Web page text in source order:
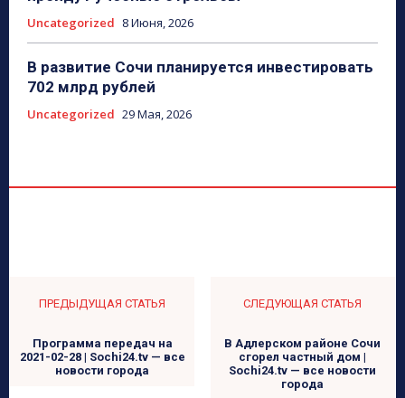
Uncategorized 8 Июня, 2026
В развитие Сочи планируется инвестировать
702 млрд рублей
Uncategorized 29 Мая, 2026
ПРЕДЫДУЩАЯ СТАТЬЯ
Программа передач на
2021-02-28 | Sochi24.tv — все
новости города
СЛЕДУЮЩАЯ СТАТЬЯ
В Адлерском районе Сочи
сгорел частный дом |
Sochi24.tv — все новости
города